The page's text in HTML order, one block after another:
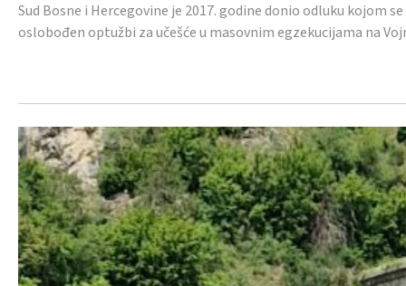
Sud Bosne i Hercegovine je 2017. godine donio odluku kojom
oslobođen optužbi za učešće u masovnim egzekucijama na